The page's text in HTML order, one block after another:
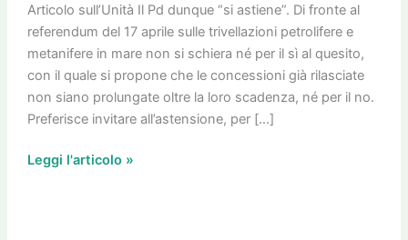
Articolo sull’Unità Il Pd dunque “si astiene”. Di fronte al
referendum del 17 aprile sulle trivellazioni petrolifere e
metanifere in mare non si schiera né per il sì al quesito,
con il quale si propone che le concessioni già rilasciate
non siano prolungate oltre la loro scadenza, né per il no.
Preferisce invitare all’astensione, per […]
Leggi l'articolo »